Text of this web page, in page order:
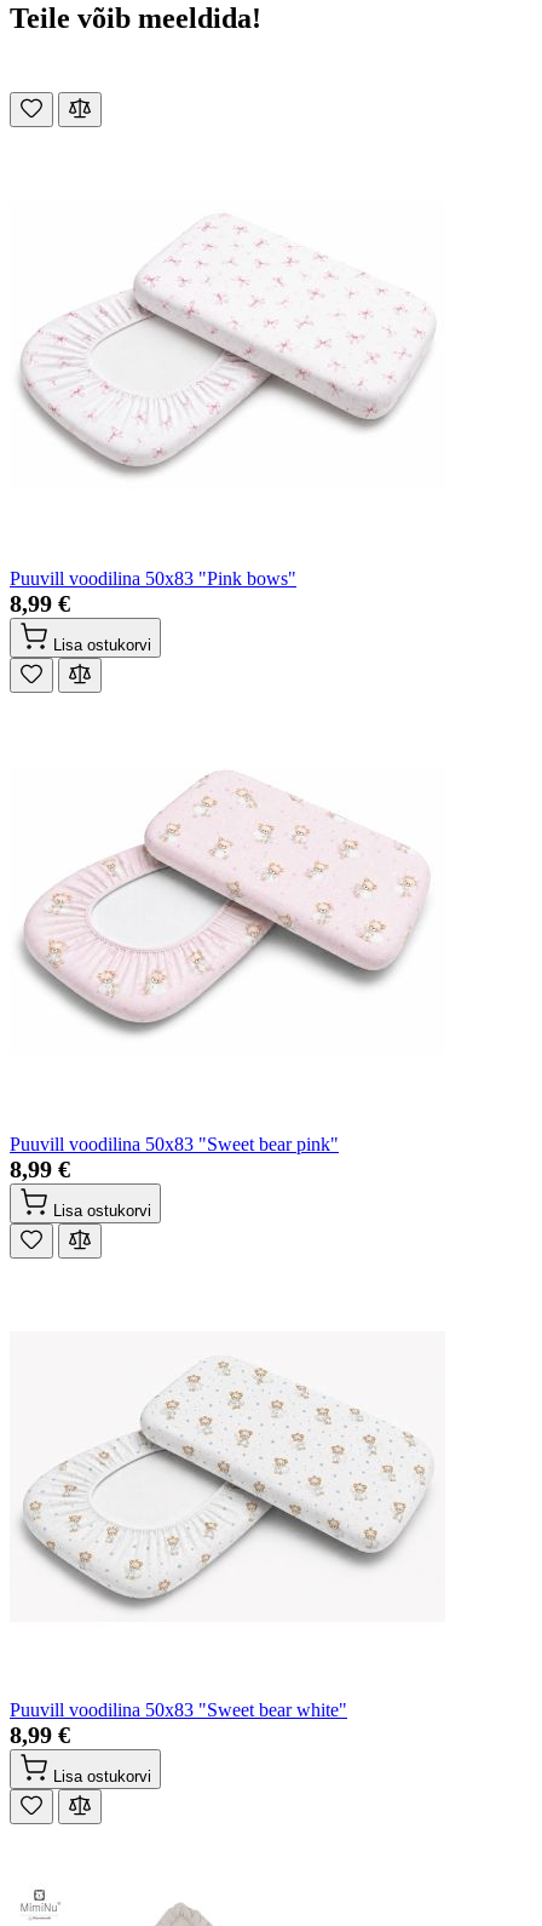
Teile võib meeldida!
Puuvill voodilina 50x83 "Pink bows"
8,99 €
Lisa ostukorvi
Puuvill voodilina 50x83 "Sweet bear pink"
8,99 €
Lisa ostukorvi
Puuvill voodilina 50x83 "Sweet bear white"
8,99 €
Lisa ostukorvi